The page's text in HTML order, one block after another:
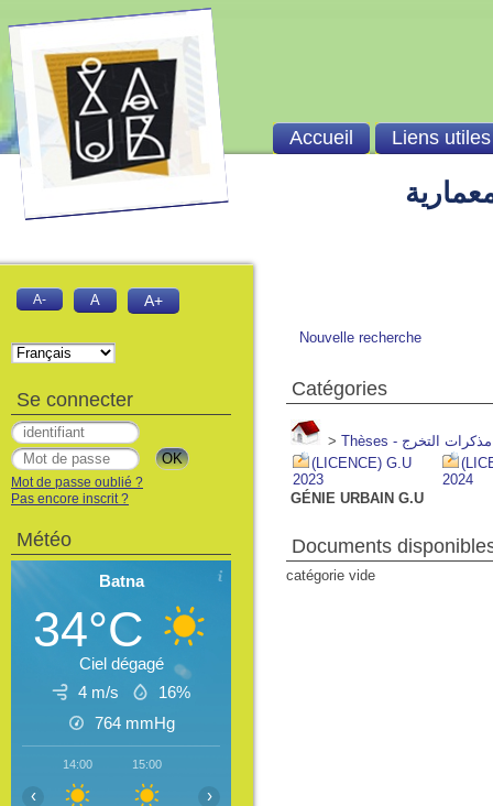
Nouvelle recherche
Catégories
>
(LICENCE) G.U
2023
2024
GÉNIE URBAIN G.U
Documents
catégorie vide
Accueil Liens utiles
A- A A+
Se connecter
Mot de passe oublié ?
Pas encore inscrit ?
Météo
Batna
34°C
Ciel dégagé
4 m/s
16%
764 mmHg
14:00 15:00
‹ ›